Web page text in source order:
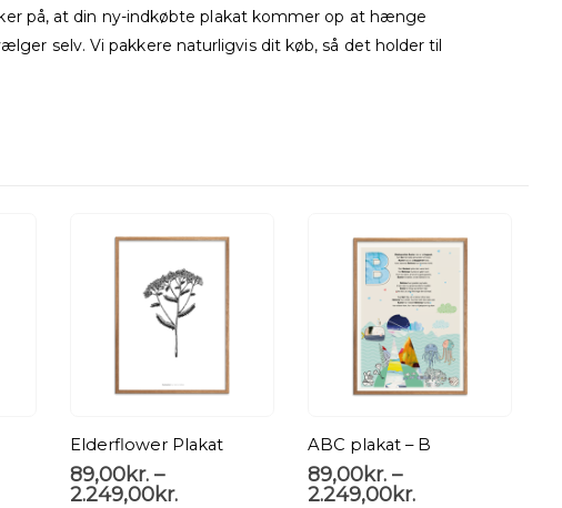
på, at din ny-indkøbte plakat kommer op at hænge
selv. Vi pakkere naturligvis dit køb, så det holder til
Elderflower Plakat
89,00kr. –
2.249,00kr.
ABC plakat – B
89,00kr. –
2.249,00kr.